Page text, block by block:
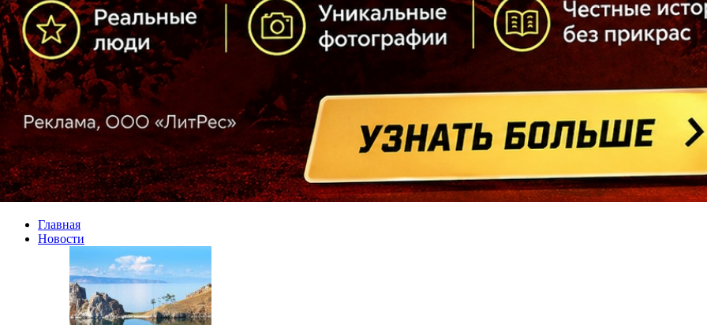
Главная
Новости